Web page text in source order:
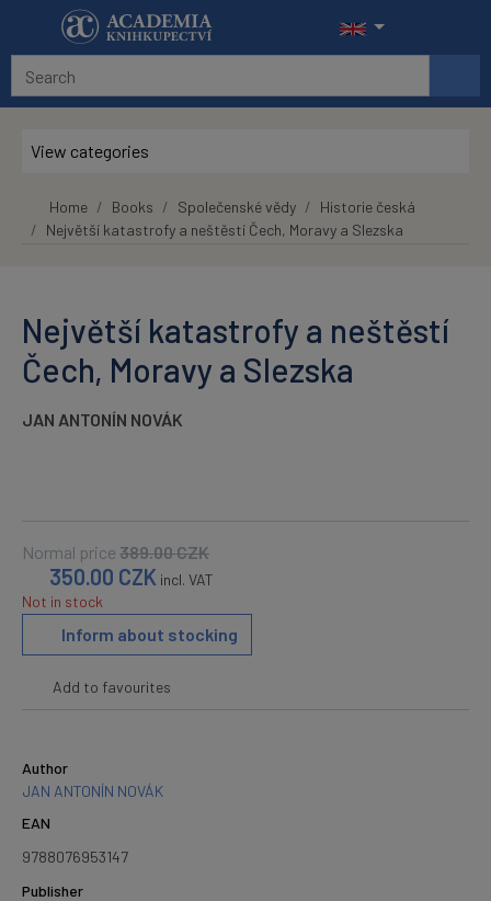
Skip to main content
View categories
Home Books Společenské vědy
Historie česká
Největší katastrofy a neštěstí Čech, Moravy a Slezska
Největší katastrofy a neštěstí
Čech, Moravy a Slezska
JAN ANTONÍN NOVÁK
Normal price 389.00CZK
350.00 CZK incl. VAT
Not in stock
Inform about stocking
Add to favourites
Author
JAN ANTONÍN NOVÁK
EAN
9788076953147
Publisher